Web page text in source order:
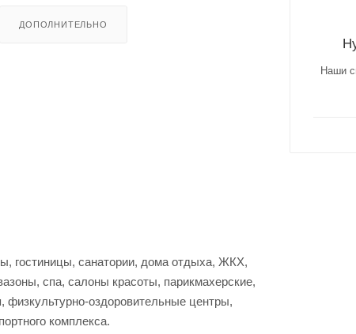
ДОПОЛНИТЕЛЬНО
гостиницы, санатории, дома отдыха, ЖКХ,
спа, салоны красоты, парикмахерские,
оздоровительные центры,
комплекса.
Наши